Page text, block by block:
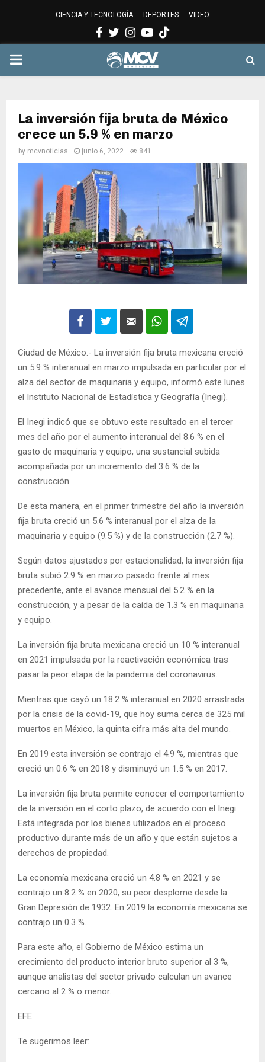
CIENCIA Y TECNOLOGÍA DEPORTES VIDEO
Facebook
Twitter
Instagram
Youtube
PRIMARY
La inversión fija bruta de México
crece un 5.9 % en marzo
by mcvnoticias junio 6, 2022 841
Ciudad de México.- La inversión fija bruta mexicana creció
un 5.9 % interanual en marzo impulsada en particular por el
alza del sector de maquinaria y equipo, informó este lunes
el Instituto Nacional de Estadística y Geografía (Inegi).
El Inegi indicó que se obtuvo este resultado en el tercer
mes del año por el aumento interanual del 8.6 % en el
gasto de maquinaria y equipo, una sustancial subida
acompañada por un incremento del 3.6 % de la
construcción.
De esta manera, en el primer trimestre del año la inversión
fija bruta creció un 5.6 % interanual por el alza de la
maquinaria y equipo (9.5 %) y de la construcción (2.7 %).
Según datos ajustados por estacionalidad, la inversión fija
bruta subió 2.9 % en marzo pasado frente al mes
precedente, ante el avance mensual del 5.2 % en la
construcción, y a pesar de la caída de 1.3 % en maquinaria
y equipo.
La inversión fija bruta mexicana creció un 10 % interanual
en 2021 impulsada por la reactivación económica tras
pasar la peor etapa de la pandemia del coronavirus.
Mientras que cayó un 18.2 % interanual en 2020 arrastrada
por la crisis de la covid-19, que hoy suma cerca de 325 mil
muertos en México, la quinta cifra más alta del mundo.
En 2019 esta inversión se contrajo el 4.9 %, mientras que
creció un 0.6 % en 2018 y disminuyó un 1.5 % en 2017.
La inversión fija bruta permite conocer el comportamiento
de la inversión en el corto plazo, de acuerdo con el Inegi.
Está integrada por los bienes utilizados en el proceso
productivo durante más de un año y que están sujetos a
derechos de propiedad.
La economía mexicana creció un 4.8 % en 2021 y se
contrajo un 8.2 % en 2020, su peor desplome desde la
Gran Depresión de 1932. En 2019 la economía mexicana se
contrajo un 0.3 %.
Para este año, el Gobierno de México estima un
crecimiento del producto interior bruto superior al 3 %,
aunque analistas del sector privado calculan un avance
cercano al 2 % o menor.
EFE
Te sugerimos leer: